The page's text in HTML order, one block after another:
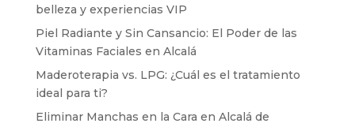
belleza y experiencias VIP
Piel Radiante y Sin Cansancio: El Poder de las
Vitaminas Faciales en Alcalá
Maderoterapia vs. LPG: ¿Cuál es el tratamiento
ideal para ti?
Eliminar Manchas en la Cara en Alcalá de